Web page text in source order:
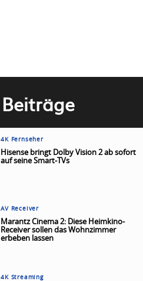
4K Fernseher
Hisense bringt Dolby Vision 2 ab sofort
auf seine Smart-TVs
AV Receiver
Marantz Cinema 2: Diese Heimkino-
Receiver sollen das Wohnzimmer
erbeben lassen
4K Streaming